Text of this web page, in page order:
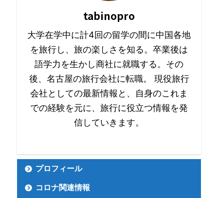
tabinopro
大学在学中に計4回の留学の間に中国各地
を旅行し、旅の楽しさを知る。卒業後は
語学力を生かし商社に就職する。その
後、名古屋の旅行会社に転職。 現役旅行
会社としての最新情報と、自身のこれま
での経験を元に、旅行に役立つ情報を発
信していきます。
プロフィール
コロナ関連情報